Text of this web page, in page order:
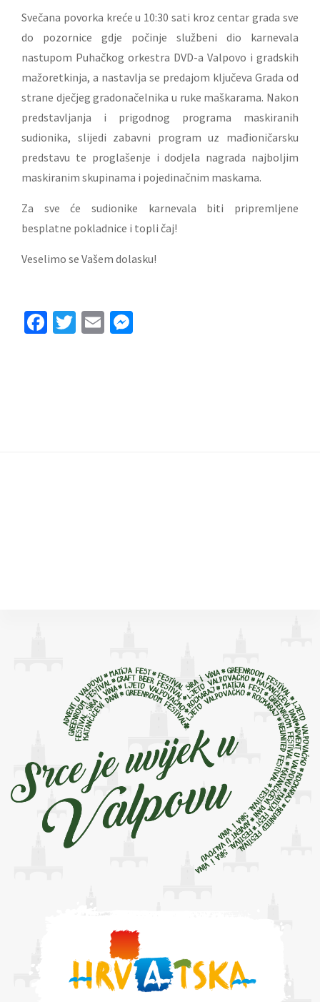
Svečana povorka kreće u 10:30 sati kroz centar grada sve
do pozornice gdje počinje službeni dio karnevala
nastupom Puhačkog orkestra DVD-a Valpovo i gradskih
mažoretkinja, a nastavlja se predajom ključeva Grada od
strane dječjeg gradonačelnika u ruke maškarama. Nakon
predstavljanja i prigodnog programa maskiranih
sudionika, slijedi zabavni program uz mađioničarsku
predstavu te proglašenje i dodjela nagrada najboljim
maskiranim skupinama i pojedinačnim maskama.
Za sve će sudionike karnevala biti pripremljene
besplatne pokladnice i topli čaj!
Veselimo se Vašem dolasku!
Facebook
Twitter
Email